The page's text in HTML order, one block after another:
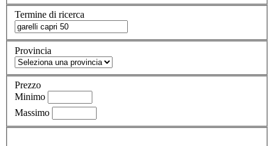
Termine di ricerca
Provincia
Prezzo
Minimo
Massimo